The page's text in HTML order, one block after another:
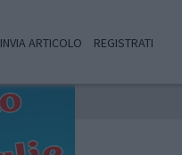
INVIA ARTICOLO REGISTRATI